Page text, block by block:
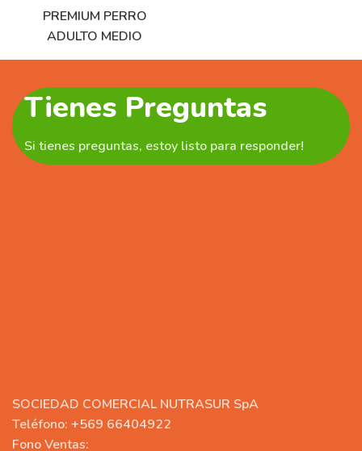
PREMIUM PERRO
ADULTO MEDIO
Tienes Preguntas
Si tienes preguntas, estoy listo para responder!
SOCIEDAD COMERCIAL NUTRASUR SpA
Teléfono: +569 66404922
Fono Ventas: